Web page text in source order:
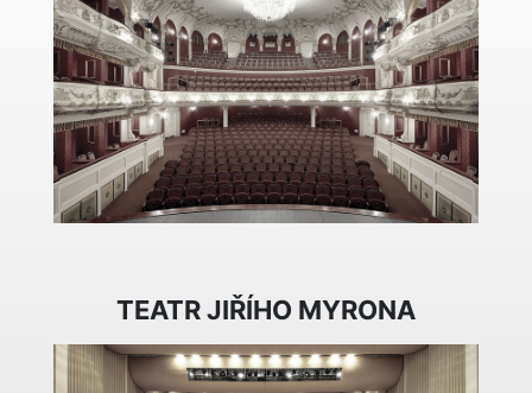
TEATR JIŘÍHO MYRONA